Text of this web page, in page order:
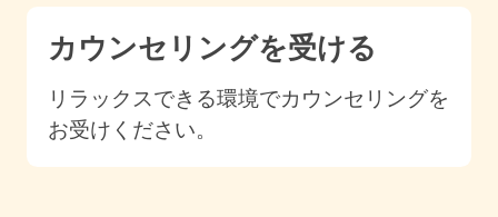
カウンセリングを受ける
リラックスできる環境でカウンセリングを
お受けください。